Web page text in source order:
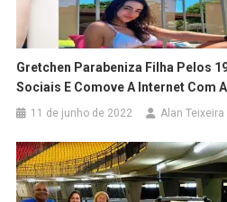
Gretchen Parabeniza Filha Pelos
Sociais E Comove A Internet Com
11 de junho de 2022 Alan Teixeira